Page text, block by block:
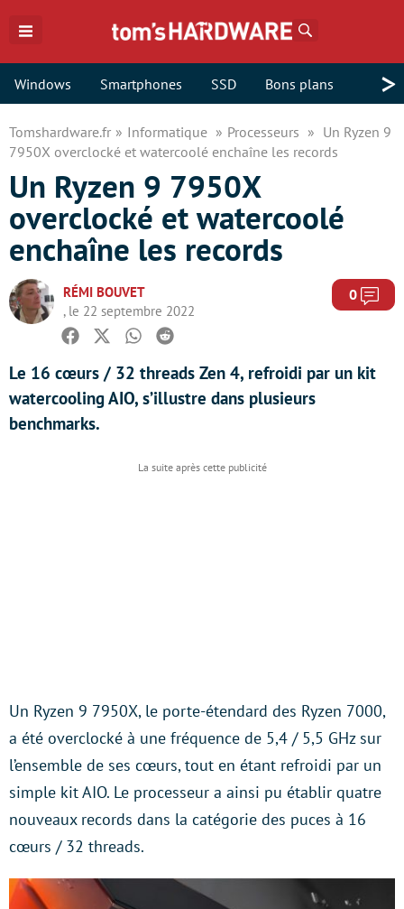
Windows Smartphones SSD Bons plans >
Tomshardware.fr Informatique Processeurs
Un Ryzen 9
7950X overclocké et watercoolé enchaîne les records
Un Ryzen 9 7950X
overclocké et watercoolé
enchaîne les records
RÉMI BOUVET
, le 22 septembre 2022
0
Facebook
TwitterWhatsapp
Reddit
Le 16 cœurs / 32 threads Zen 4, refroidi par un kit
watercooling AIO, s’illustre dans plusieurs
benchmarks.
Un Ryzen 9 7950X, le porte-étendard des Ryzen 7000,
a été overclocké à une fréquence de 5,4 / 5,5 GHz sur
l’ensemble de ses cœurs, tout en étant refroidi par un
simple kit AIO. Le processeur a ainsi pu établir quatre
nouveaux records dans la catégorie des puces à 16
cœurs / 32 threads.